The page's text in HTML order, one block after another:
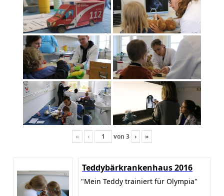
« ‹ von 3 › »
Teddybärkrankenhaus 2016
"Mein Teddy trainiert für Olympia"